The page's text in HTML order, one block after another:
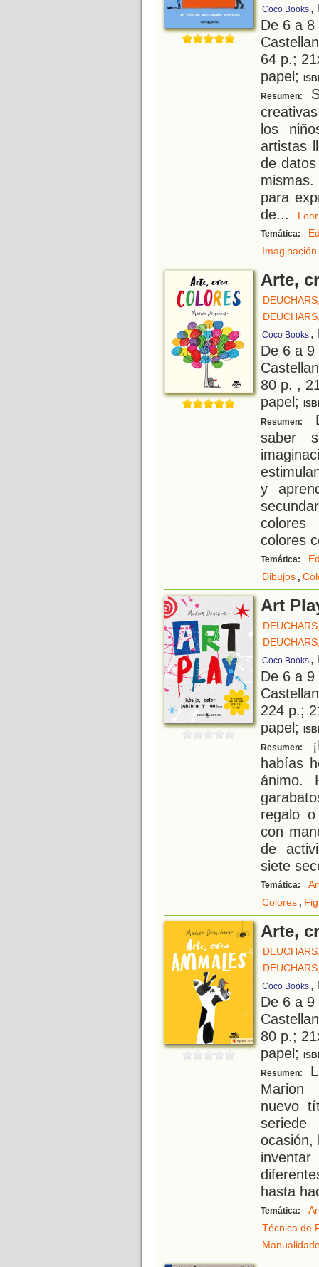
Coco Books ,
De 6 a
64 p.;
papel;
Resumen:
los
artistas
de
para
de...
Temática:
Imaginación
Arte,
Coco Books ,
De 6 a
80 p. ,
papel;
Resumen:
saber
y
colores
colores
Temática:
Dibujos,
Art
Coco Books ,
De 6 a
224 p.;
papel;
Resumen:
habías
ánimo.
regalo
con
de
siete
Temática:
Colores,
Arte,
Coco Books ,
De 6 a
80 p.;
papel;
Resumen:
Marion
nuevo
ocasión,
hasta
Temática:
Técnica de